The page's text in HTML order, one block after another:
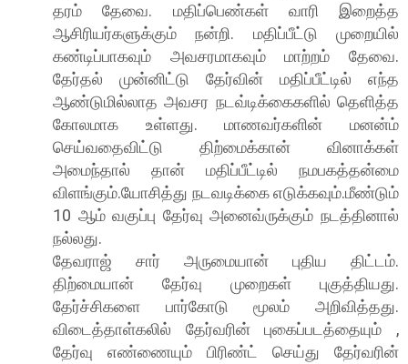
தரம் தேவை. மதிப்பெண்கள் வாரி இறைத்த
ஆசிரியர்களுக்கும் நன்றி. மதிப்பீட்டு முறையில்
கண்டிப்பாகவும் அவசரமாகவும் மாற்றம் தேவை.
தேர்தல் முன்னிட்டு தேர்வின் மதிப்பீட்டில் எந்த
ஆண்டுமில்லாத அவசர நடவ்டிக்கைகளில் தெளித்த
கோலமாக உள்ளது. மாணவர்களின் மனன்ம்
செய்வதைவிட்டு திற்மைக்கான் வினாக்கள்
அமைந்தால் தான் மதிப்பீட்டில் நமபகத்தன்மை
விளங்கும்.யோசித்து நடவடிக்கை எடுக்கவும்.மீண்டும்
10 ஆம் வகுப்பு தேர்வு அனைவ்ருக்கும் நடத்தினால்
நல்லது.
தேவராஜ் சார் அருமையான் புதிய திட்டம்.
திற்மையான் தேர்வு முறைகள் புகுத்தியது.
தேர்ச்சிகளை பார்கோடு மூலம் அறிவித்தது.
விடைத்தாள்கலில் தேர்வரின் புகைப்படத்தையும் ,
தேர்வு எண்ணையும் பிரிண்ட் செய்து தேர்வரின்